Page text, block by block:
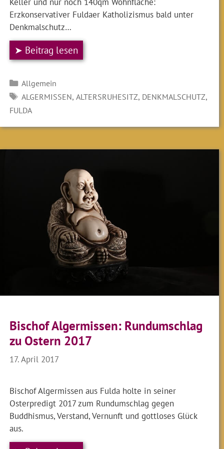
Erzkonservativer Fuldaer Katholizismus bald unter
Denkmalschutz…
➤ Beitrag lesen
Kategorien
Allgemein
SCHLAGWÖRTER
ALGERMISSEN, ALTERSRUHESITZ, DENKMALSCHUTZ,
FULDA
Bischof Algermissen: Rundumschlag
zu Ostern 2017
17. April 2017
Bischof Algermissen aus Fulda holte in seiner
Osterpredigt 2017 zum Rundumschlag gegen
Buddhismus, Verstand, Vernunft und gottloses Glück
aus.